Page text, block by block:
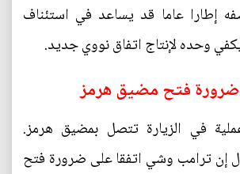
إطارا عاما قد يساعد في استئناف
وحده لإنتاج اتفاق نووي جديد.
عملية في الزيارة تتصل بمضيق هرمز.
إن ترامب وشي اتفقا على ضرورة فتح